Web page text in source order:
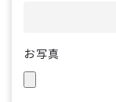
お写真